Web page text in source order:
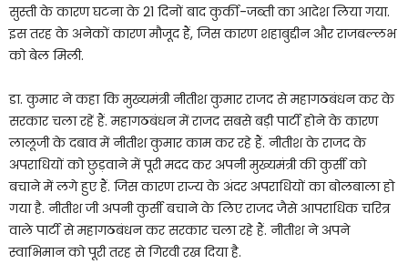
सुस्ती के कारण घटना के 21 दिनों बाद कुर्की-जब्ती का आदेश लिया गया.
इस तरह के अनेकों कारण मौजूद हैं, जिस कारण शहाबुद्दीन और राजबल्लभ
को बेल मिली.
डा. कुमार ने कहा कि मुख्यमंत्री नीतीश कुमार राजद से महागठबंधन कर के
सरकार चला रहें हैं. महागठबंधन में राजद सबसे बड़ी पार्टी होने के कारण
लालूजी के दबाव में नीतीश कुमार काम कर रहे हैं. नीतीश के राजद के
अपराधियों को छुड़वाने में पूरी मदद कर अपनी मुख्यमंत्री की कुर्सी को
बचाने में लगे हुए हैं. जिस कारण राज्य के अंदर अपराधियों का बोलबाला हो
गया है. नीतीश जी अपनी कुर्सी बचाने के लिए राजद जैसे आपराधिक चरित्र
वाले पार्टी से महागठबंधन कर सरकार चला रहे हैं. नीतीश ने अपने
स्वाभिमान को पूरी तरह से गिरवी रख दिया है.